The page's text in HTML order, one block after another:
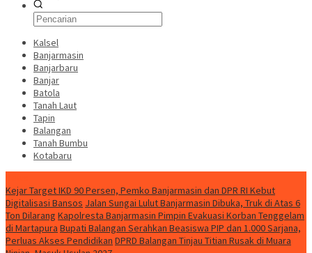
Kalsel
Banjarmasin
Banjarbaru
Banjar
Batola
Tanah Laut
Tapin
Balangan
Tanah Bumbu
Kotabaru
Kejar Target IKD 90 Persen, Pemko Banjarmasin dan DPR RI Kebut
Digitalisasi Bansos Jalan Sungai Lulut Banjarmasin Dibuka, Truk di Atas 6
Ton Dilarang Kapolresta Banjarmasin Pimpin Evakuasi Korban Tenggelam
di Martapura Bupati Balangan Serahkan Beasiswa PIP dan 1.000 Sarjana,
Perluas Akses Pendidikan DPRD Balangan Tinjau Titian Rusak di Muara